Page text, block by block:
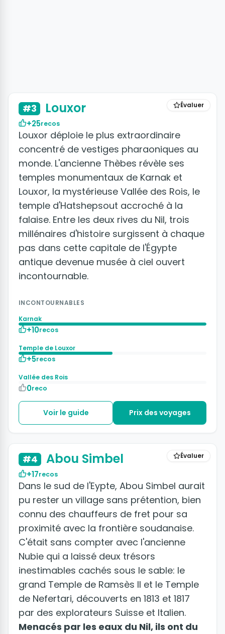
Évaluer
#3 Louxor
+25recos
Louxor déploie le plus extraordinaire
concentré de vestiges pharaoniques au
monde. L'ancienne Thèbes révèle ses
temples monumentaux de Karnak et
Louxor, la mystérieuse Vallée des Rois, le
temple d'Hatshepsout accroché à la
falaise. Entre les deux rives du Nil, trois
millénaires d'histoire surgissent à chaque
pas dans cette capitale de l'Égypte
antique devenue musée à ciel ouvert
incontournable.
INCONTOURNABLES
Karnak
+10recos
Temple de Louxor
+5recos
Vallée des Rois
0reco
Voir le guide Prix des voyages
Évaluer
#4 Abou Simbel
+17recos
Dans le sud de l'Eypte, Abou Simbel aurait
pu rester un village sans prétention, bien
connu des chauffeurs de fret pour sa
proximité avec la frontière soudanaise.
C'était sans compter avec l'ancienne
Nubie qui a laissé deux trésors
inestimables cachés sous le sable: le
grand Temple de Ramsès II et le Temple
de Nefertari, découverts en 1813 et 1817
par des explorateurs Suisse et Italien.
Menacés par les eaux du Nil, ils ont du